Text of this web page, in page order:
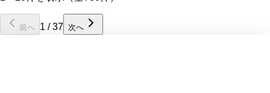
前へ 1 /37 次へ